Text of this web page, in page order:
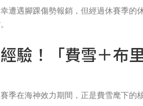
遭遇腳踝傷勢報銷，但經過休賽季的
驗！「費雪＋布
季在海神效力期間，正是費雪麾下的